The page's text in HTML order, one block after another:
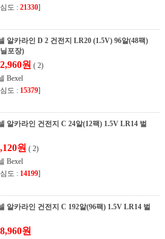
도 : 21330]
알카라인 D 2 건전지 LR20 (1.5V) 96알(48팩)
포장)
원 ( 2)
Bexel
도 : 15379]
알카라인 건전지 C 24알(12팩) 1.5V LR14 벌
원 ( 2)
Bexel
도 : 14199]
알카라인 건전지 C 192알(96팩) 1.5V LR14 벌
원